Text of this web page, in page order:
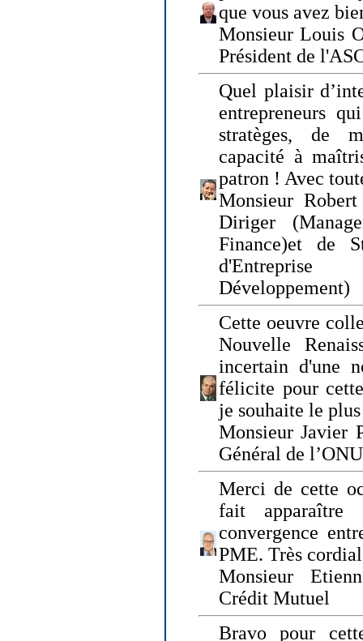
que vous avez
Monsieur Louis
Président de
Quel plaisir
entrepreneurs
stratèges, de
capacité à
patron ! Avec
Monsieur
Diriger
Finance)et de
Développement)
Cette oeuvre
Nouvelle
incertain d'une
félicite pour
je souhaite le
Monsieur Javier
Général de
Merci de cette
fait apparaître
convergence
PME. Très
Monsieur
Crédit Mutuel
Bravo pour